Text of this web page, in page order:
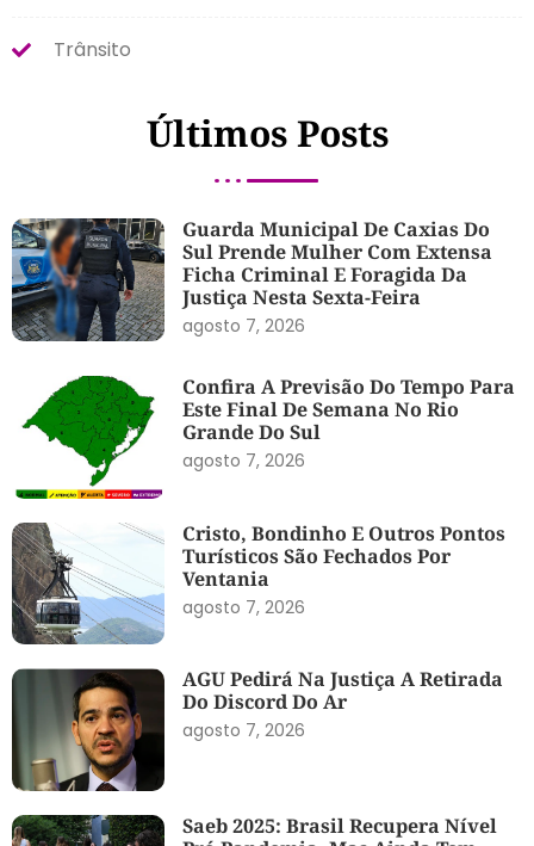
Trânsito
Últimos Posts
Guarda Municipal De Caxias Do
Sul Prende Mulher Com Extensa
Ficha Criminal E Foragida Da
Justiça Nesta Sexta-Feira
agosto 7, 2026
Confira A Previsão Do Tempo Para
Este Final De Semana No Rio
Grande Do Sul
agosto 7, 2026
Cristo, Bondinho E Outros Pontos
Turísticos São Fechados Por
Ventania
agosto 7, 2026
AGU Pedirá Na Justiça A Retirada
Do Discord Do Ar
agosto 7, 2026
Saeb 2025: Brasil Recupera Nível